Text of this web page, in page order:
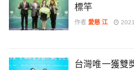
標竿
作者 愛慈 江
台灣唯一獲雙